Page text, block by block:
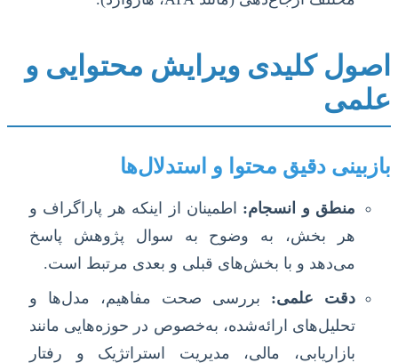
اصول کلیدی ویرایش محتوایی و
علمی
بازبینی دقیق محتوا و استدلال‌ها
منطق و انسجام: اطمینان از اینکه هر پاراگراف و
هر بخش، به وضوح به سوال پژوهش پاسخ
می‌دهد و با بخش‌های قبلی و بعدی مرتبط است.
دقت علمی: بررسی صحت مفاهیم، مدل‌ها و
تحلیل‌های ارائه‌شده، به‌خصوص در حوزه‌هایی مانند
بازاریابی، مالی، مدیریت استراتژیک و رفتار